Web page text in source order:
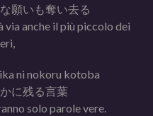
願いも奪い去る
anche il più piccolo dei
ni nokoru kotoba
に残る言葉
solo parole vere.